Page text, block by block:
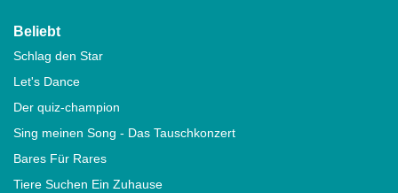
Beliebt
Schlag den Star
Let's Dance
Der quiz-champion
Sing meinen Song - Das Tauschkonzert
Bares Für Rares
Tiere Suchen Ein Zuhause